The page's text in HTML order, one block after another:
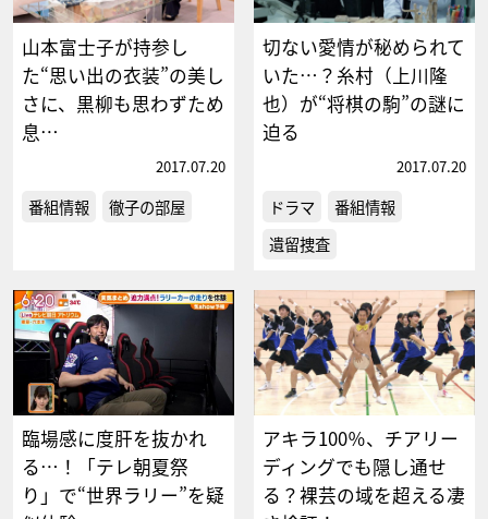
山本富士子が持参し
た“思い出の衣装”の美し
さに、黒柳も思わずため
息…
2017.07.20
番組情報 徹子の部屋
切ない愛情が秘められて
いた…？糸村（上川隆
也）が“将棋の駒”の謎に
迫る
2017.07.20
ドラマ
番組情報
遺留捜査
臨場感に度肝を抜かれ
る…！「テレ朝夏祭
り」で“世界ラリー”を疑
アキラ100％、チアリー
ディングでも隠し通せ
る？裸芸の域を超える凄